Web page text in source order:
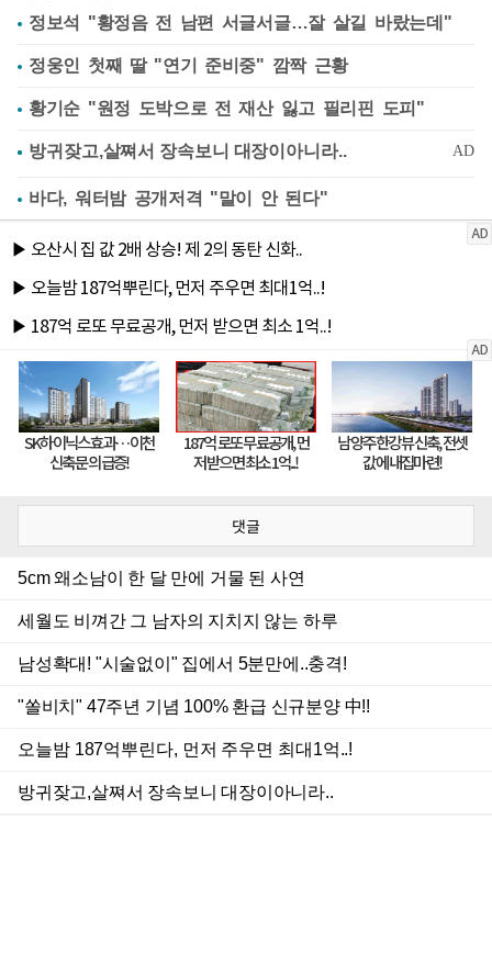
정보석 "황정음 전 남편 서글서글…잘 살길 바랐는데"
정웅인 첫째 딸 "연기 준비중" 깜짝 근황
황기순 "원정 도박으로 전 재산 잃고 필리핀 도피"
바다, 워터밤 공개저격 "말이 안 된다"
댓글